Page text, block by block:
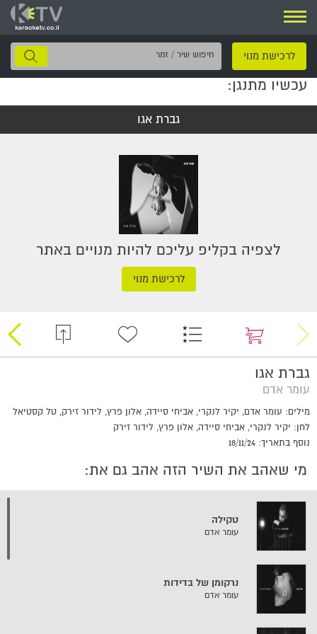
ניווט
לרכישת מנוי
חיפוש
שיר
עכשיו מתנגן:
גברת אגו
לצפיה בקליפ עליכם להיות מנויים באתר
לרכישת מנוי
גברת אגו
עומר אדם
מילים: עומר אדם, יקיר לנקרי, אביחי סיידה, אלון פרץ, לידור זירק, טל קסטיאל
לחן: יקיר לנקרי, אביחי סיידה, אלון פרץ, לידור זירק
נוסף בתאריך: 18/11/24
מי שאהב את השיר הזה אהב גם את:
טקילה
עומר אדם
נרקומן של בדידות
עומר אדם